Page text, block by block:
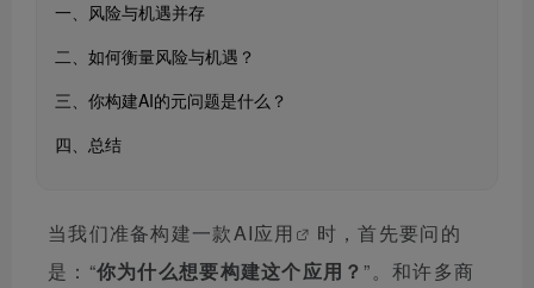
一、风险与机遇并存
二、如何衡量风险与机遇？
三、你构建AI的元问题是什么？
四、总结
当我们准备构建一款AI应用
时，首先要问的
是： “你为什么想要构建这个应用？ ”。和许多商